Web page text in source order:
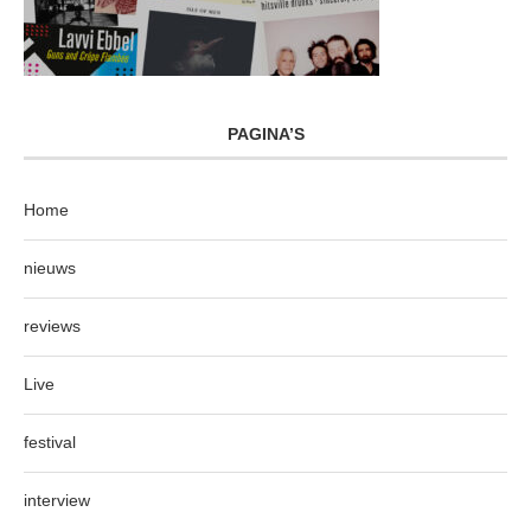
PAGINA’S
Home
nieuws
reviews
Live
festival
interview